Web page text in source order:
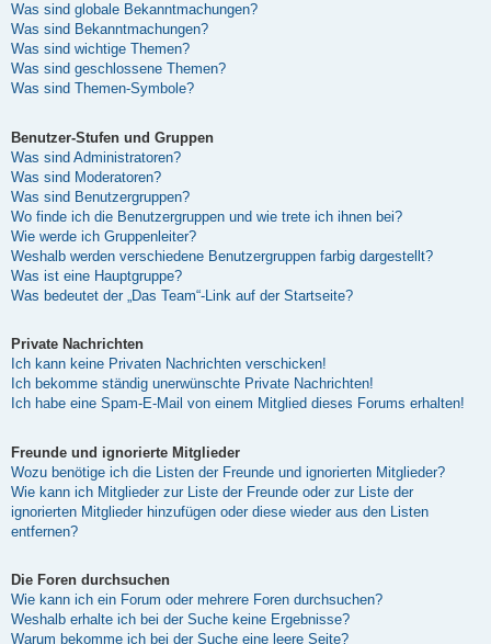
Was sind globale Bekanntmachungen?
Was sind Bekanntmachungen?
Was sind wichtige Themen?
Was sind geschlossene Themen?
Was sind Themen-Symbole?
Benutzer-Stufen und Gruppen
Was sind Administratoren?
Was sind Moderatoren?
Was sind Benutzergruppen?
Wo finde ich die Benutzergruppen und wie trete ich ihnen bei?
Wie werde ich Gruppenleiter?
Weshalb werden verschiedene Benutzergruppen farbig dargestellt?
Was ist eine Hauptgruppe?
Was bedeutet der „Das Team“-Link auf der Startseite?
Private Nachrichten
Ich kann keine Privaten Nachrichten verschicken!
Ich bekomme ständig unerwünschte Private Nachrichten!
Ich habe eine Spam-E-Mail von einem Mitglied dieses Forums erhalten!
Freunde und ignorierte Mitglieder
Wozu benötige ich die Listen der Freunde und ignorierten Mitglieder?
Wie kann ich Mitglieder zur Liste der Freunde oder zur Liste der
ignorierten Mitglieder hinzufügen oder diese wieder aus den Listen
entfernen?
Die Foren durchsuchen
Wie kann ich ein Forum oder mehrere Foren durchsuchen?
Weshalb erhalte ich bei der Suche keine Ergebnisse?
Warum bekomme ich bei der Suche eine leere Seite?